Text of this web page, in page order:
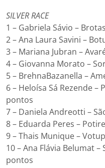
SILVER RACE
1 – Gabriela Sávio –
2 – Ana Laura Savini –
3 – Mariana Jubran –
4 – Giovanna Morato –
5 – BrehnaBazanella –
6 – Heloísa Sá Rezende –
pontos
7 – Daniela Andreotti –
8 – Eduarda Peres –
9 – Thais Munique –
10 – Ana Flávia Belumat –
pontos